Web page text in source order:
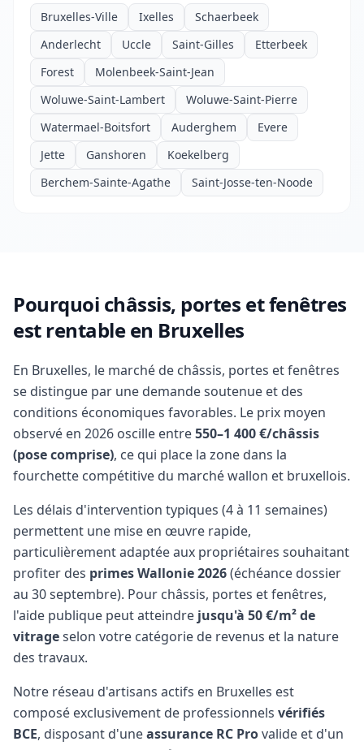
Bruxelles-Ville Ixelles
Schaerbeek
Anderlecht
Uccle Saint-Gilles
Etterbeek
Forest
Molenbeek-Saint-Jean
Woluwe-Saint-Lambert
Woluwe-Saint-Pierre
Watermael-Boitsfort
Auderghem
Evere
Jette
Ganshoren
Koekelberg
Berchem-Sainte-Agathe
Saint-Josse-ten-Noode
Pourquoi châssis, portes et fenêtres
est rentable en Bruxelles
En Bruxelles, le marché de châssis, portes et fenêtres
se distingue par une demande soutenue et des
conditions économiques favorables. Le prix moyen
observé en 2026 oscille entre550–1 400 €/châssis
(pose comprise), ce qui place la zone dans la
fourchette compétitive du marché wallon et bruxellois.
Les délais d'intervention typiques (4 à 11 semaines)
permettent une mise en œuvre rapide,
particulièrement adaptée aux propriétaires souhaitant
profiter des primes Wallonie 2026(échéance dossier
au 30 septembre). Pour châssis, portes et fenêtres,
l'aide publique peut atteindre jusqu'à 50 €/m² de
vitrageselon votre catégorie de revenus et la nature
des travaux.
Notre réseau d'artisans actifs en Bruxelles est
composé exclusivement de professionnels vérifiés
BCE, disposant d'uneassurance RC Provalide et d'un